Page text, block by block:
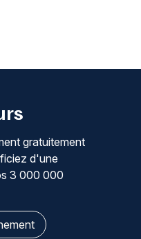
gratuitement
d'une
3 000 000